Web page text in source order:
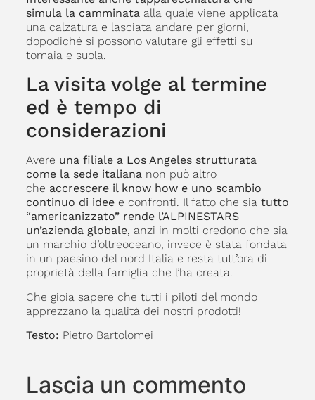
simula la camminata alla quale viene applicata
una calzatura e lasciata andare per giorni,
dopodiché si possono valutare gli effetti su
tomaia e suola.
La visita volge al termine
ed è tempo di
considerazioni
Avere una filiale a Los Angeles strutturata
come la sede italiananon può altro
che accrescere il know how e uno scambio
continuo di ideee confronti. Il fatto che sia tutto
“americanizzato” rende l’ALPINESTARS
un’azienda globale, anzi in molti credono che sia
un marchio d’oltreoceano, invece è stata fondata
in un paesino del nord Italia e resta tutt’ora di
proprietà della famiglia che l’ha creata.
Che gioia sapere che tutti i piloti del mondo
apprezzano la qualità dei nostri prodotti!
Testo: Pietro Bartolomei
Lascia un commento